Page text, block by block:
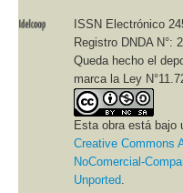
alimentaria y
ISSN Electrónico
Registro DNDA N°:
Queda hecho el
marca la Ley
Esta obra está bajo
Creative Commons
NoComercial-
Unported.